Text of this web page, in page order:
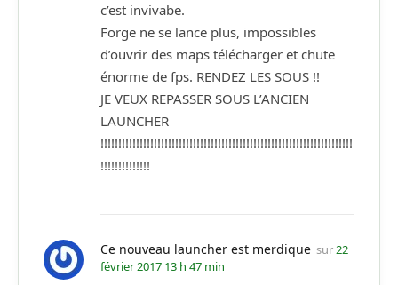
c’est invivabe.
Forge ne se lance plus, impossibles
d’ouvrir des maps télécharger et chute
énorme de fps. RENDEZ LES SOUS !!
JE VEUX REPASSER SOUS L’ANCIEN
LAUNCHER
!!!!!!!!!!!!!!!!!!!!!!!!!!!!!!!!!!!!!!!!!!!!!!!!!!!!!!!!!!!!!!!!!!!!!!!
!!!!!!!!!!!!!!
Ce nouveau launcher est merdique sur22
février 2017 13 h 47 min